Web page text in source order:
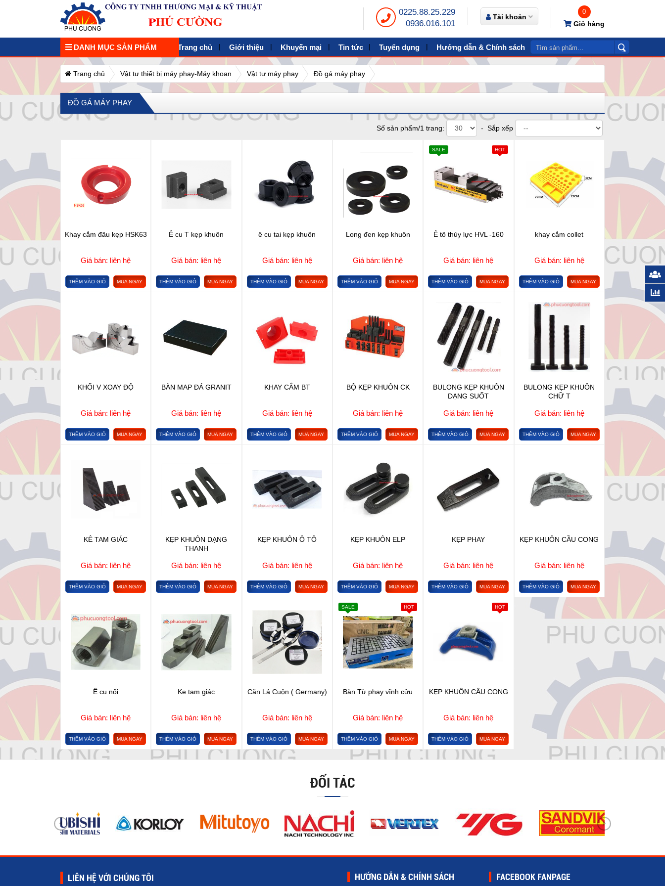
0225.88.25.229
0936.016.101
Tài khoản
0
Giỏ hàng
Trang chủ Giới thiệu Khuyến mại Tin tức Tuyển dụng Hướng dẫn & Chính sách Video
DANH MỤC SẢN PHẨM
Trang chủ Vật tư thiết bị máy phay-Máy khoan Vật tư máy phay Đồ gá máy phay
ĐỒ GÁ MÁY PHAY
Số sản phẩm/1 trang: - Sắp xếp
Khay cắm đâu kẹp HSK63
Giá bán: liên hệ
THÊM VÀO GIỎ MUA NGAY
Ê cu T kẹp khuôn
Giá bán: liên hệ
THÊM VÀO GIỎ MUA NGAY
ê cu tai kẹp khuôn
Giá bán: liên hệ
THÊM VÀO GIỎ MUA NGAY
Long đen kẹp khuôn
Giá bán: liên hệ
THÊM VÀO GIỎ MUA NGAY
HOT
SALE
Ê tô thủy lực HVL -160
Giá bán: liên hệ
THÊM VÀO GIỎ MUA NGAY
khay cắm collet
Giá bán: liên hệ
THÊM VÀO GIỎ MUA NGAY
KHỐI V XOAY ĐỘ
Giá bán: liên hệ
THÊM VÀO GIỎ MUA NGAY
BÀN MAP ĐÁ GRANIT
Giá bán: liên hệ
THÊM VÀO GIỎ MUA NGAY
KHAY CẮM BT
Giá bán: liên hệ
THÊM VÀO GIỎ MUA NGAY
BỘ KẸP KHUÔN CK
Giá bán: liên hệ
THÊM VÀO GIỎ MUA NGAY
BULONG KẸP KHUÔN
DẠNG SUỐT
Giá bán: liên hệ
THÊM VÀO GIỎ MUA NGAY
BULONG KẸP KHUÔN
CHỮ T
Giá bán: liên hệ
THÊM VÀO GIỎ MUA NGAY
KÊ TAM GIÁC
Giá bán: liên hệ
THÊM VÀO GIỎ MUA NGAY
KẸP KHUÔN DẠNG
THANH
Giá bán: liên hệ
THÊM VÀO GIỎ MUA NGAY
KẸP KHUÔN Ô TÔ
Giá bán: liên hệ
THÊM VÀO GIỎ MUA NGAY
KẸP KHUÔN ELP
Giá bán: liên hệ
THÊM VÀO GIỎ MUA NGAY
KẸP PHAY
Giá bán: liên hệ
THÊM VÀO GIỎ MUA NGAY
KẸP KHUÔN CẦU CONG
Giá bán: liên hệ
THÊM VÀO GIỎ MUA NGAY
Ê cu nối
Giá bán: liên hệ
THÊM VÀO GIỎ MUA NGAY
Ke tam giác
Giá bán: liên hệ
THÊM VÀO GIỎ MUA NGAY
Căn Lá Cuộn ( Germany)
Giá bán: liên hệ
THÊM VÀO GIỎ MUA NGAY
HOT
SALE
Bàn Từ phay vĩnh cửu
Giá bán: liên hệ
THÊM VÀO GIỎ MUA NGAY
HOT
KẸP KHUÔN CẦU CONG
Giá bán: liên hệ
THÊM VÀO GIỎ MUA NGAY
ĐỐI TÁC
FACEBOOK FANPAGE
HƯỚNG DẪN & CHÍNH SÁCH
LIÊN HỆ VỚI CHÚNG TÔI